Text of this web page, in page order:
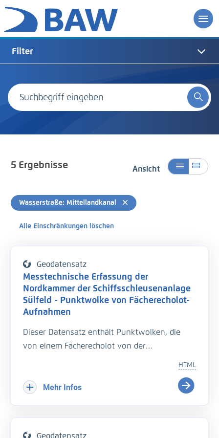
Filter
5Ergebnisse Ansicht
Wasserstraße: Mittellandkanal
Alle Einschränkungen löschen
Geodatensatz
Messtechnische Erfassung der
Nordkammer der Schiffsschleusenanlage
Sülfeld - Punktwolke von Fächerecholot-
Aufnahmen
Dieser Datensatz enthält Punktwolken, die
von einem Fächerecholot von der
namens "Hydromapper", bestehend aus einem
HTML
Mehr Infos
Geodatensatz